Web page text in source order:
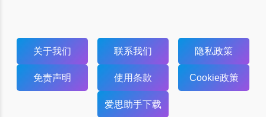
关于我们 联系我们 隐私政策
免责声明 使用条款 Cookie政策
爱思助手下载